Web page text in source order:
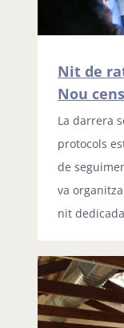
Nit de
Nou
La darrera
protocols
de
va
nit